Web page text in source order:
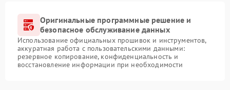
Оригинальные программные решение и
безопасное обслуживание данных
Использование официальных прошивок и инструментов,
аккуратная работа с пользовательскими данными:
резервное копирование, конфиденциальность и
восстановление информации при необходимости